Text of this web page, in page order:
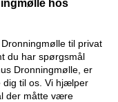
hos
til privat
du har spørgsmål
Dronningmølle, er
dig til os. Vi hjælper
der måtte være